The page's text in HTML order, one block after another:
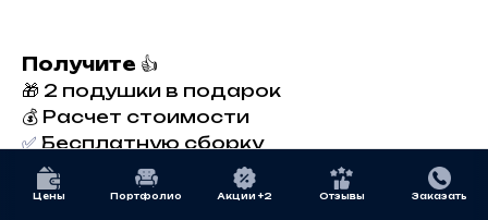
Цены Портфолио Акции +2 Отзывы Заказать
Получите 👍
🎁 2 подушки в подарок
💰 Расчет стоимости
✅Бесплатную сборку